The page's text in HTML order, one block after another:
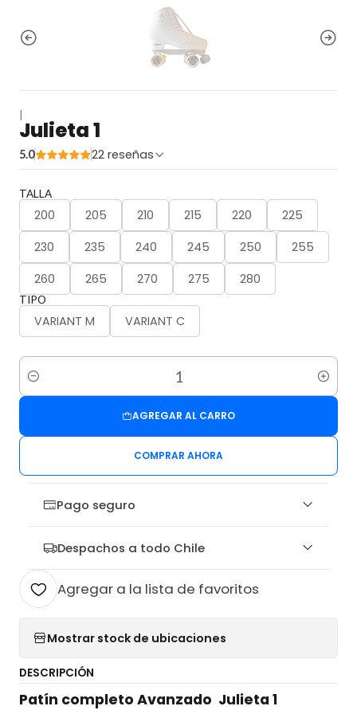
Julieta 1
5.0 22 reseñas
TALLA
200 205 210 215 220
225
230
235 240 245 250
255
260
265 270 275 280
TIPO
VARIANT M VARIANT C
Cantidad
AGREGAR AL CARRO
COMPRAR AHORA
Pago seguro
Despachos a todo Chile
Agregar a la lista de favoritos
Mostrar stock de ubicaciones
DESCRIPCIÓN
Patín completo Avanzado Julieta 1